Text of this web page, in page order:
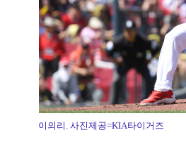
이의리. 사진제공=KIA타이거즈